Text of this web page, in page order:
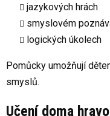
jazykových hrách
smyslovém
logických úkolech
Pomůcky umožňují
smyslů.
Učení doma